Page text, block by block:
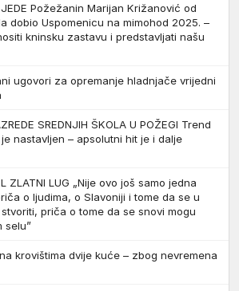
Požežanin Marijan Križanović od
dobio Uspomenicu na mimohod 2025. –
kninsku zastavu i predstavljati našu
ugovori za opremanje hladnjače vrijedni
SREDNJIH ŠKOLA U POŽEGI Trend
nastavljen – apsolutni hit je i dalje
ZLATNI LUG „Nije ovo još samo jedna
o ljudima, o Slavoniji i tome da se u
priča o tome da se snovi mogu
selu”
krovištima dvije kuće – zbog nevremena